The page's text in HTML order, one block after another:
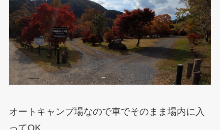
オートキャンプ場なので車でそのまま場内に入
ってOK